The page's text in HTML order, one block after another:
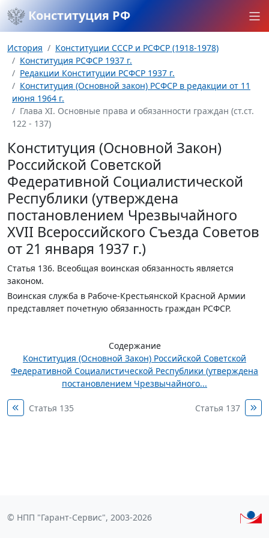
Конституция РФ
История
Конституции СССР и РСФСР (1918-1978)
Конституция РСФСР 1937 г.
Редакции Конституции РСФСР 1937 г.
Конституция (Основной закон) РСФСР в редакции от 11
июня 1964 г.
Глава XI. Основные права и обязанности граждан (ст.ст.
122 - 137)
Конституция (Основной Закон)
Российской Советской
Федеративной Социалистической
Республики (утверждена
постановлением Чрезвычайного
XVII Всероссийского Съезда Советов
от 21 января 1937 г.)
Статья 136. Всеобщая воинская обязанность является
законом.
Воинская служба в Рабоче-Крестьянской Красной Армии
представляет почетную обязанность граждан РСФСР.
Содержание
Конституция (Основной Закон) Российской Советской
Федеративной Социалистической Республики (утверждена
постановлением Чрезвычайного...
Статья 135 Статья 137
© НПП "Гарант-Сервис", 2003-2026